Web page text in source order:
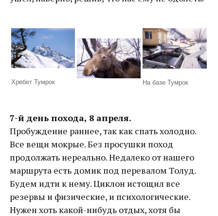
Хребет Тумрок На базе Тумрок
7-й день похода, 8 апреля.
Пробуждение раннее, так как спать холодно.
Все вещи мокрые. Без просушки поход
продолжать нереально. Недалеко от нашего
маршрута есть домик под перевалом Толуд.
Будем идти к нему. Циклон истощил все
резервы и физические, и психологические.
Нужен хоть какой-нибудь отдых, хотя бы